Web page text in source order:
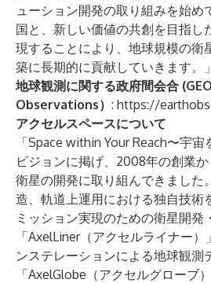
ューション開発の取り組みを始め
国と、新しい価値の共創を目指
現することにより、地球規模の衛
築に長期的に貢献していきます。」
地球観測に関する政府間会合
Observations） : https://
アクセルスペースについて
「Space within Your Reach〜宇
ビジョンに掲げ、2008年の創業
衛星の開発に取り組んできました
造、軌道上運用における独自技術
ミッション実現のための衛星開発
「AxelLiner（アクセルライナー
ンステレーションによる地球観測
「AxelGlobe（アクセルグローブ